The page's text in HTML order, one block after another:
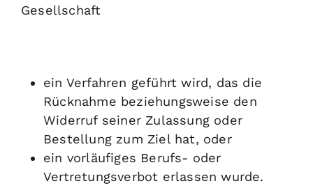
Gesellschaft
ein Verfahren geführt wird, das die
Rücknahme beziehungsweise den
Widerruf seiner Zulassung oder
Bestellung zum Ziel hat, oder
ein vorläufiges Berufs- oder
Vertretungsverbot erlassen wurde.